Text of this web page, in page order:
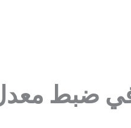
في ضبط